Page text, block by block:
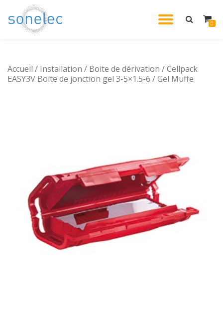
Aller
0
Accueil / Installation / Boite de dérivation / Cellpack
EASY3V Boite de jonction gel 3-5×1.5-6 / Gel Muffe